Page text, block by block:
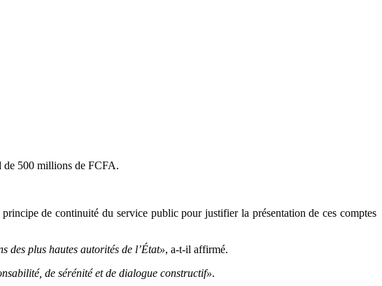
de 500 millions de FCFA.
de continuité du service public pour justifier la présentation de ces comptes
des plus hautes autorités de l’État», a-t-il affirmé.
de sérénité et de dialogue constructif».